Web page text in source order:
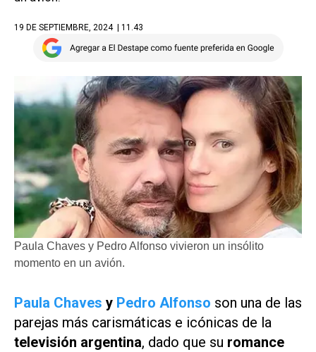
19 DE SEPTIEMBRE, 2024 | 11.43
Paula Chaves y Pedro Alfonso vivieron un insólito
momento en un avión.
Paula Chaves y Pedro Alfonso son una de las
parejas más carismáticas e icónicas de la
televisión argentina, dado que su romance